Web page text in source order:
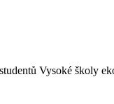
Vysoké školy